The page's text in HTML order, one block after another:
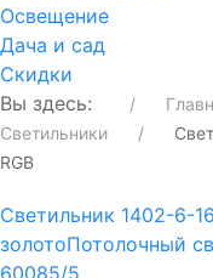
Освещение
Дача и сад
Скидки
Вы здесь:
Светильники
RGB
Светильник 1402-6-
золотоПотолочный
60085/5